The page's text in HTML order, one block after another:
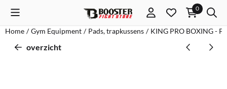
Cookievoorkeuren zijn momenteel gesloten. 0
Home / Gym Equipment / Pads, trapkussens / KING PRO BOXING -
overzicht